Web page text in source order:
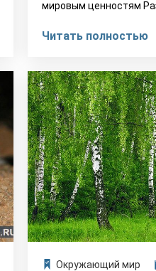
мировым ценностям
Читать полностью
Окружающий мир